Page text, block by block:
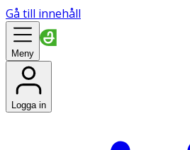
Gå till innehåll
Meny
Logga in